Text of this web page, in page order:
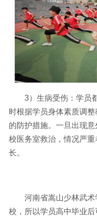
3）生病受伤：学员都
时根据学员身体素质调
的防护措施。一旦出现
校医务室救治，情况严
长。
河南省嵩山少林武术
校，所以学员高中毕业